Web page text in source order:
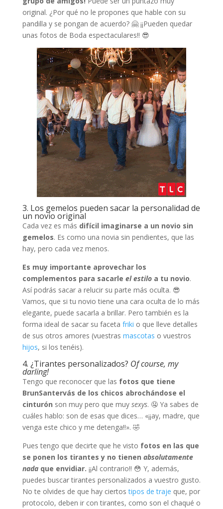
original. ¿Por qué no le propones que hable con su
pandilla y se pongan de acuerdo? 🤗 ¡¡Pueden quedar
unas fotos de Boda espectaculares!! 😎
3. Los gemelos pueden sacar la personalidad de
un novio original
Cada vez es más difícil imaginarse a un novio sin
gemelos. Es como una novia sin pendientes, que las
hay, pero cada vez menos.
Es muy importante aprovechar los
complementos para sacarle el estilo a tu novio.
Así podrás sacar a relucir su parte más oculta. 😎
Vamos, que si tu novio tiene una cara oculta de lo más
elegante, puede sacarla a brillar. Pero también es la
forma ideal de sacar su faceta friki o que lleve detalles
de sus otros amores (vuestras mascotas o vuestros
hijos, si los tenéis).
4. ¿Tirantes personalizados? Of course, my
darling!
Tengo que reconocer que las fotos que tiene
BrunSantervás de los chicos abrochándose el
cinturón son muy pero que muy sexys. 🤤 Ya sabes de
cuáles hablo: son de esas que dices… «¡¡ay, madre, que
venga este chico y me detenga!!». 🤣
Pues tengo que decirte que he visto fotos en las que
se ponen los tirantes y no tienen absolutamente
nada que envidiar. ¡¡Al contrario!! 😳 Y, además,
puedes buscar tirantes personalizados a vuestro gusto.
No te olvides de que hay ciertostipos de traje que, por
protocolo, deben ir con tirantes, como son el chaqué o